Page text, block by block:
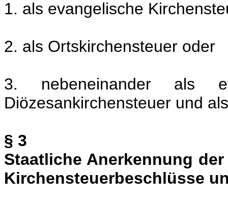
1. als evangelische
2. als Ortskirchensteuer oder
3. nebeneinander als
Diözesankirchensteuer und
§ 3
Staatliche Anerkennung
Kirchensteuerbeschlüsse